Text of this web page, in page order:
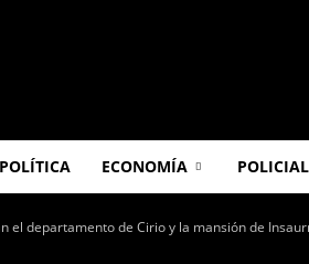
POLÍTICA ECONOMÍA
el departamento de Cirio y la mansión de